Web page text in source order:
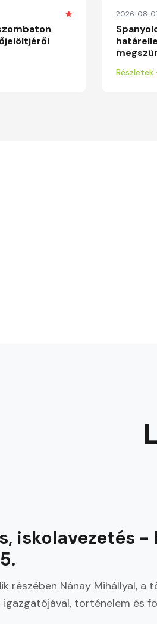
2026. 08.
Részletek
iskolavezetés -
részében Nánay Mihállyal,
történelem és